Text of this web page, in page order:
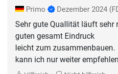
Primo Dezember 2024
Sehr gute Quallität läuft sehr
guten gesamt Eindruck
leicht zum zusammenbauen.
kann ich nur weiter empfehlen